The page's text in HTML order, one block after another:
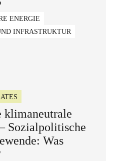
ENERGIE
INFRASTRUKTUR
klimaneutrale
Sozialpolitische
Was